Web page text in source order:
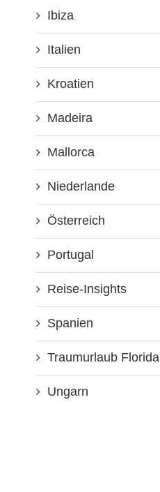
Ibiza
Italien
Kroatien
Madeira
Mallorca
Niederlande
Österreich
Portugal
Reise-Insights
Spanien
Traumurlaub Florida
Ungarn